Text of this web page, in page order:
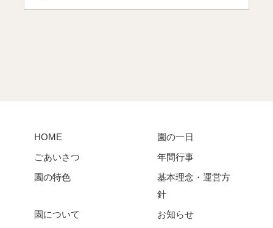
HOME
ごあいさつ
園の特色
園の一日
年間行事
基本理念・運営方
針
園について
お知らせ